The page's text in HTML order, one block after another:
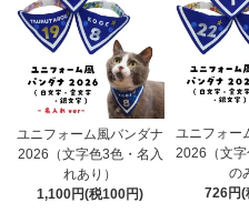
ユニフォーム風バンダナ
2026（文字色3色・名入
れあり）
1,100円(税100円)
ユニフォー
2026（文
の
726円(